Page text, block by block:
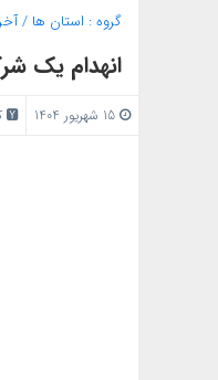
گروه : استان ها /
انهدام یک